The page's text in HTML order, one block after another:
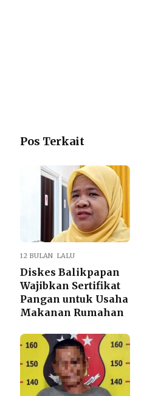
Pos Terkait
12 BULAN LALU
Diskes Balikpapan
Wajibkan Sertifikat
Pangan untuk Usaha
Makanan Rumahan